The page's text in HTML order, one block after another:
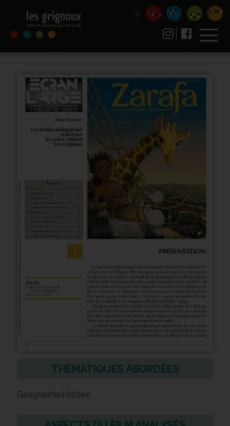
THÉMATIQUES ABORDÉES
Géographie,Histoire